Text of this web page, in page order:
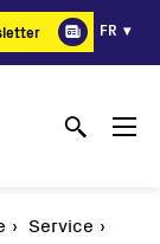
FR
Service